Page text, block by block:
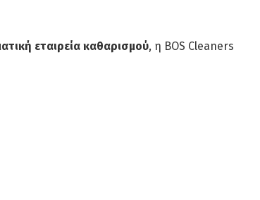
εταιρεία καθαρισμού, η BOS Cleaners